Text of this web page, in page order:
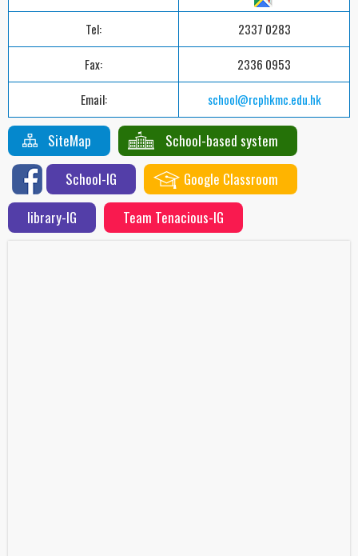
Tel:
2337 0283
Fax:
2336 0953
Email:
school@rcphkmc.edu.hk
SiteMap
School-based system
School-IG
Google Classroom
library-IG
Team Tenacious-IG